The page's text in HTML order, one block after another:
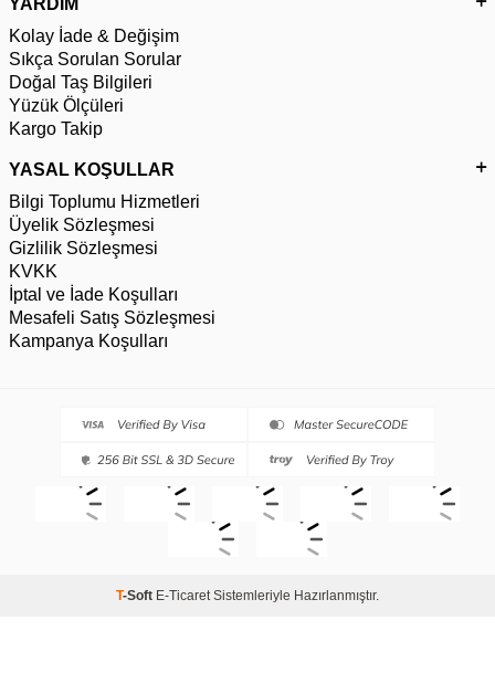
Kolay İade & Değişim
Sıkça Sorulan Sorular
Doğal Taş Bilgileri
Yüzük Ölçüleri
Kargo Takip
YASAL KOŞULLAR
Bilgi Toplumu Hizmetleri
Üyelik Sözleşmesi
Gizlilik Sözleşmesi
KVKK
İptal ve İade Koşulları
Mesafeli Satış Sözleşmesi
Kampanya Koşulları
T-Soft E-Ticaret Sistemleriyle Hazırlanmıştır.